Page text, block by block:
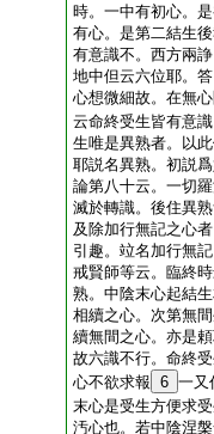
時。一中有初心。
有心。是第二結生
有意識不。西方兩
地中但云六位耶。
心想微細故。在無
云命終受生皆有意
生唯是異熟者。以
耶説名異熟。初説
論第八十云。一切
滅於轉識。後住異
及除加行無記之心
引趣。竝名加行無
戒賢師等云。臨終
熟。中陰末心起結
相續之心。次第無
續無間之心。亦是
故六識不行。命終
心不欲求報 6 一又
末心是受生方便求
汚心也。若中陰涅